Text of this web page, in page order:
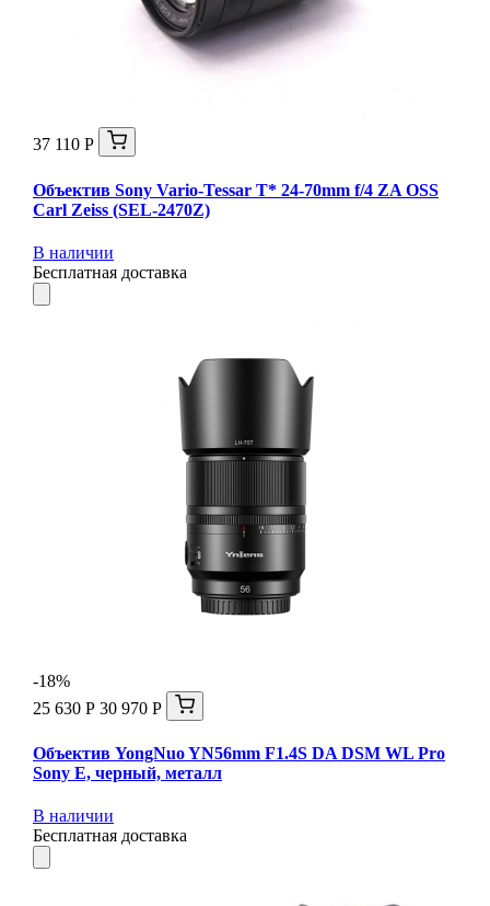
37 110 Р
Объектив Sony Vario-Tessar T* 24-70mm f/4 ZA OSS
Carl Zeiss (SEL-2470Z)
В наличии
Бесплатная доставка
-18%
25 630 Р 30 970 Р
Объектив YongNuo YN56mm F1.4S DA DSM WL Pro
Sony E, черный, металл
В наличии
Бесплатная доставка